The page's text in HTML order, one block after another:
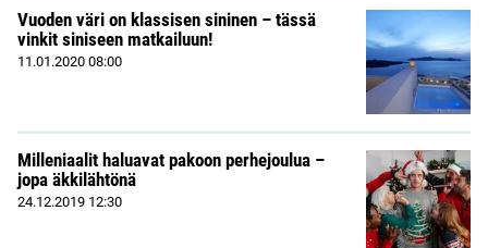
Vuoden väri on klassisen sininen – tässä
vinkit siniseen matkailuun!
11.01.2020 08:00
Milleniaalit haluavat pakoon perhejoulua –
jopa äkkilähtönä
24.12.2019 12:30